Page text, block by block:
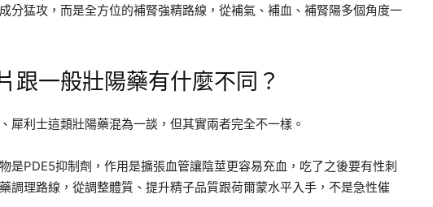
分猛攻，而是全方位的補腎強精路線，從補氣、補血、補腎陽多個角度一
跟一般壯陽藥有什麼不同？
犀利士這類壯陽藥混為一談，但其實兩者完全不一樣。
是PDE5抑制劑，作用是擴張血管讓陰莖更容易充血，吃了之後要有性刺
調理路線，從調整體質、提升精子品質跟荷爾蒙水平入手，不是急性催